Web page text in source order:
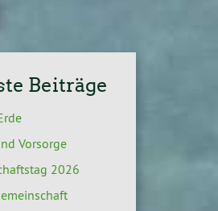
Beiträge
Vorsorge
2026